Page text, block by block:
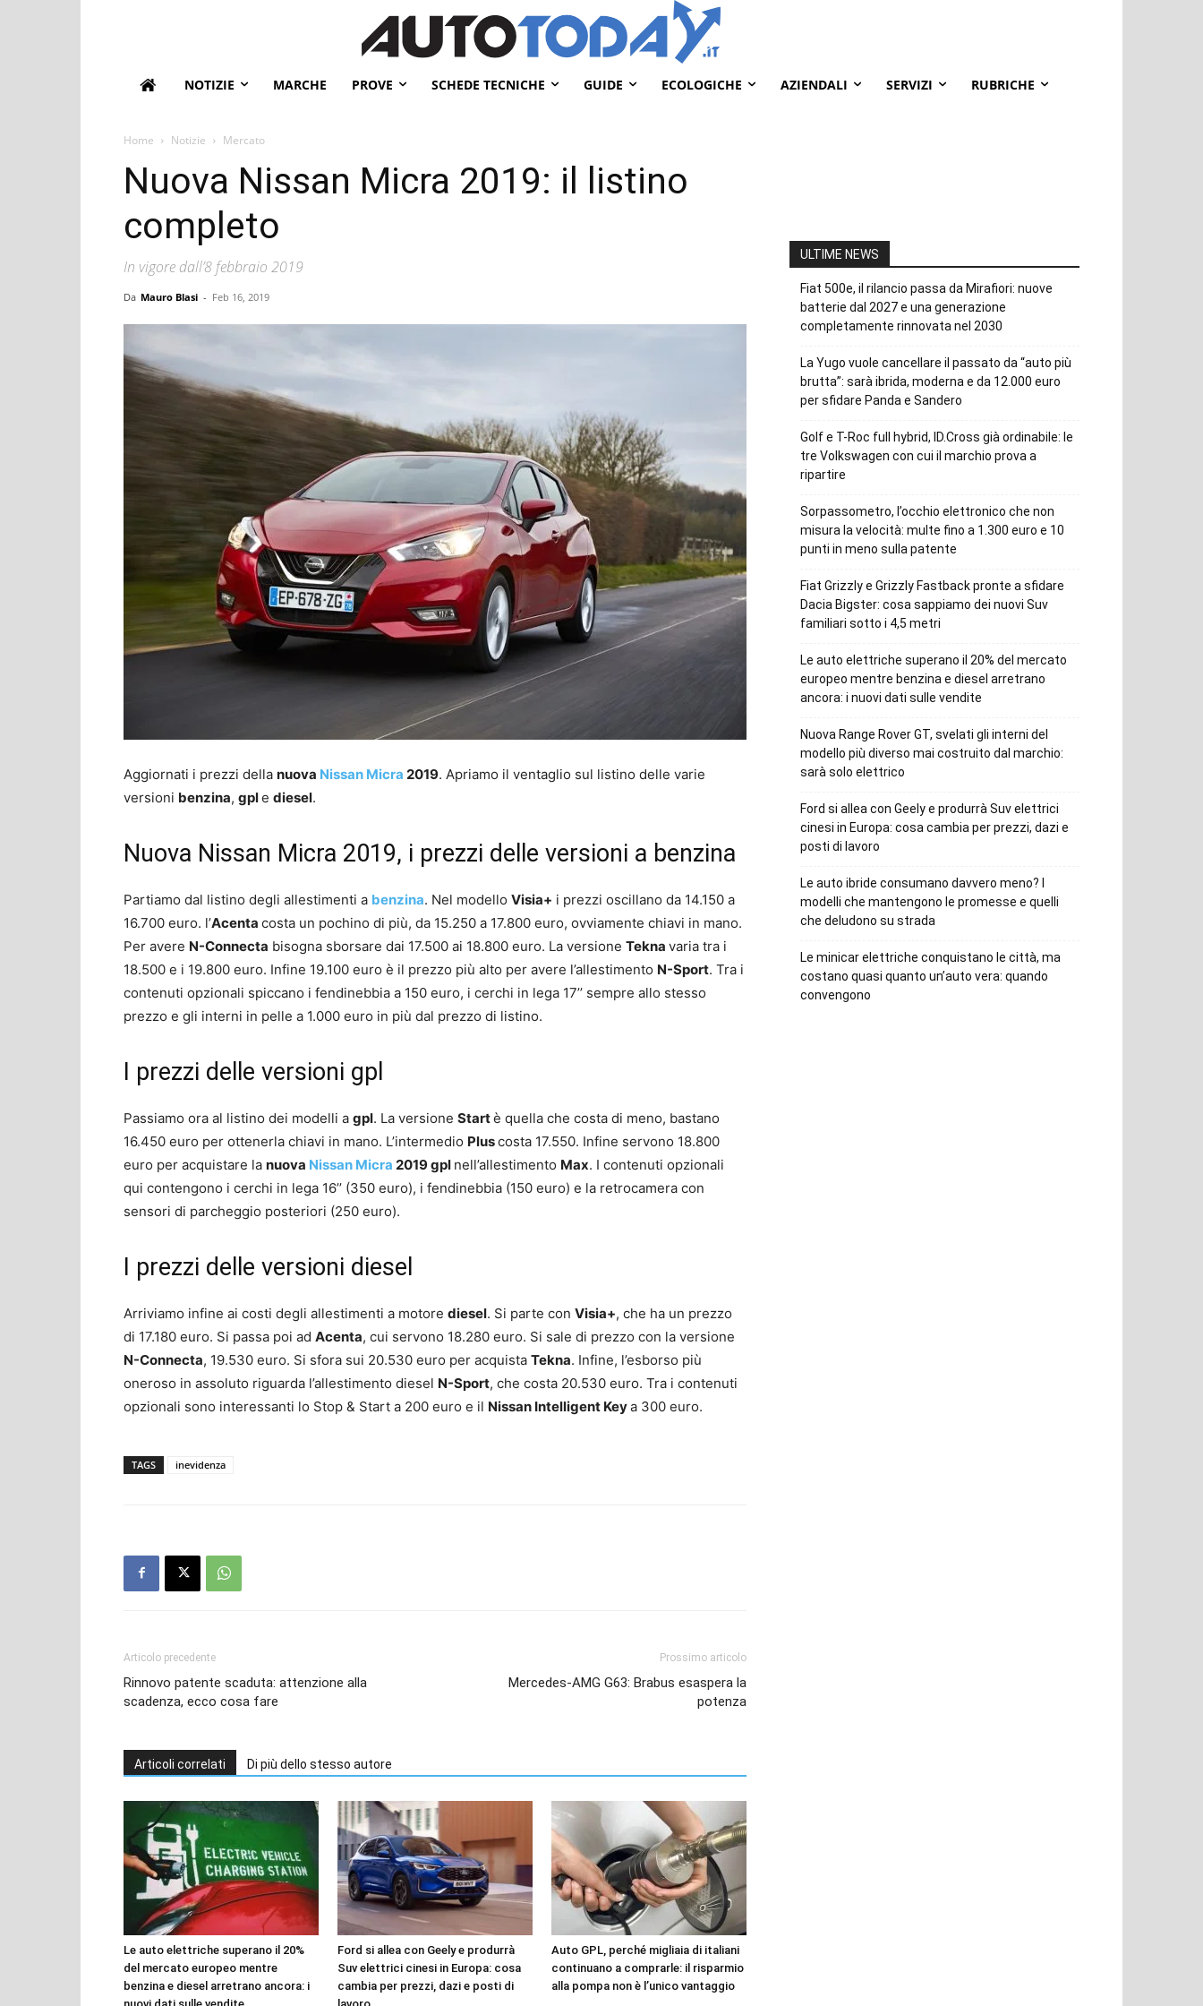
NOTIZIE MARCHE PROVE SCHEDE TECNICHE GUIDE ECOLOGICHE AZIENDALI SERVIZI RUBRICHE
Home Notizie Mercato
Nuova Nissan Micra 2019: il listino
completo
In vigore dall’8 febbraio 2019
Da Mauro Blasi - Feb 16, 2019
Aggiornati i prezzi della nuova Nissan Micra 2019. Apriamo il ventaglio sul listino delle varie
versioni benzina, gple diesel.
Nuova Nissan Micra 2019, i prezzi delle versioni a benzina
Partiamo dal listino degli allestimenti a benzina. Nel modello Visia+ i prezzi oscillano da 14.150 a
16.700 euro. l’Acenta costa un pochino di più, da 15.250 a 17.800 euro, ovviamente chiavi in mano.
Per avere N-Connecta bisogna sborsare dai 17.500 ai 18.800 euro. La versione Tekna varia tra i
18.500 e i 19.800 euro. Infine 19.100 euro è il prezzo più alto per avere l’allestimento N-Sport. Tra i
contenuti opzionali spiccano i fendinebbia a 150 euro, i cerchi in lega 17’’ sempre allo stesso
prezzo e gli interni in pelle a 1.000 euro in più dal prezzo di listino.
I prezzi delle versioni gpl
Passiamo ora al listino dei modelli a gpl. La versione Startè quella che costa di meno, bastano
16.450 euro per ottenerla chiavi in mano. L’intermedio Pluscosta 17.550. Infine servono 18.800
euro per acquistare la nuova Nissan Micra 2019 gpl nell’allestimento Max. I contenuti opzionali
qui contengono i cerchi in lega 16’’ (350 euro), i fendinebbia (150 euro) e la retrocamera con
sensori di parcheggio posteriori (250 euro).
I prezzi delle versioni diesel
Arriviamo infine ai costi degli allestimenti a motore diesel. Si parte con Visia+, che ha un prezzo
di 17.180 euro. Si passa poi ad Acenta, cui servono 18.280 euro. Si sale di prezzo con la versione
N-Connecta, 19.530 euro. Si sfora sui 20.530 euro per acquista Tekna. Infine, l’esborso più
oneroso in assoluto riguarda l’allestimento diesel N-Sport, che costa 20.530 euro. Tra i contenuti
opzionali sono interessanti lo Stop & Start a 200 euro e il Nissan Intelligent Keya 300 euro.
TAGS inevidenza
Articolo precedente
Rinnovo patente scaduta: attenzione alla
scadenza, ecco cosa fare
Prossimo articolo
Mercedes-AMG G63: Brabus esaspera la
potenza
Articoli correlati Di più dello stesso autore
Le auto elettriche superano il 20%
del mercato europeo mentre
benzina e diesel arretrano ancora: i
nuovi dati sulle vendite
Ford si allea con Geely e produrrà
Suv elettrici cinesi in Europa: cosa
cambia per prezzi, dazi e posti di
lavoro
Auto GPL, perché migliaia di italiani
continuano a comprarle: il risparmio
alla pompa non è l’unico vantaggio
ULTIME NEWS
Fiat 500e, il rilancio passa da Mirafiori: nuove
batterie dal 2027 e una generazione
completamente rinnovata nel 2030
La Yugo vuole cancellare il passato da “auto più
brutta”: sarà ibrida, moderna e da 12.000 euro
per sfidare Panda e Sandero
Golf e T-Roc full hybrid, ID.Cross già ordinabile: le
tre Volkswagen con cui il marchio prova a
ripartire
Sorpassometro, l’occhio elettronico che non
misura la velocità: multe fino a 1.300 euro e 10
punti in meno sulla patente
Fiat Grizzly e Grizzly Fastback pronte a sfidare
Dacia Bigster: cosa sappiamo dei nuovi Suv
familiari sotto i 4,5 metri
Le auto elettriche superano il 20% del mercato
europeo mentre benzina e diesel arretrano
ancora: i nuovi dati sulle vendite
Nuova Range Rover GT, svelati gli interni del
modello più diverso mai costruito dal marchio:
sarà solo elettrico
Ford si allea con Geely e produrrà Suv elettrici
cinesi in Europa: cosa cambia per prezzi, dazi e
posti di lavoro
Le auto ibride consumano davvero meno? I
modelli che mantengono le promesse e quelli
che deludono su strada
Le minicar elettriche conquistano le città, ma
costano quasi quanto un’auto vera: quando
convengono